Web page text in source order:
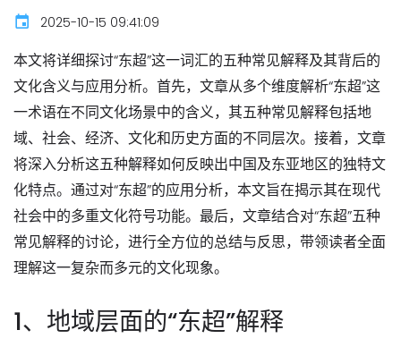
2025-10-15 09:41:09
本文将详细探讨“东超”这一词汇的五种常见解释及其背后的
文化含义与应用分析。首先，文章从多个维度解析“东超”这
一术语在不同文化场景中的含义，其五种常见解释包括地
域、社会、经济、文化和历史方面的不同层次。接着，文章
将深入分析这五种解释如何反映出中国及东亚地区的独特文
化特点。通过对“东超”的应用分析，本文旨在揭示其在现代
社会中的多重文化符号功能。最后，文章结合对“东超”五种
常见解释的讨论，进行全方位的总结与反思，带领读者全面
理解这一复杂而多元的文化现象。
1、地域层面的“东超”解释